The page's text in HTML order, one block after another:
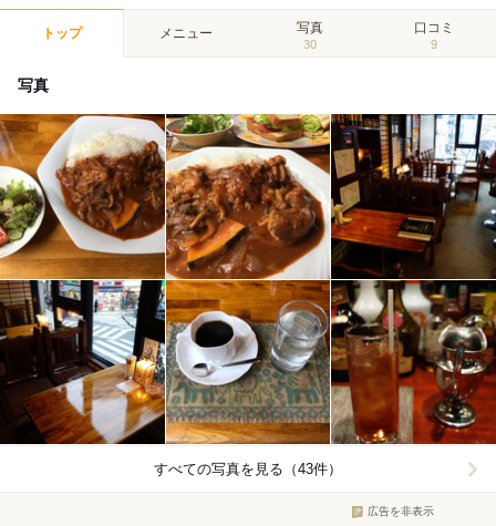
トップ メニュー 写真
30
口コミ
9
写真
すべての写真を見る（43件）
広告を非表示